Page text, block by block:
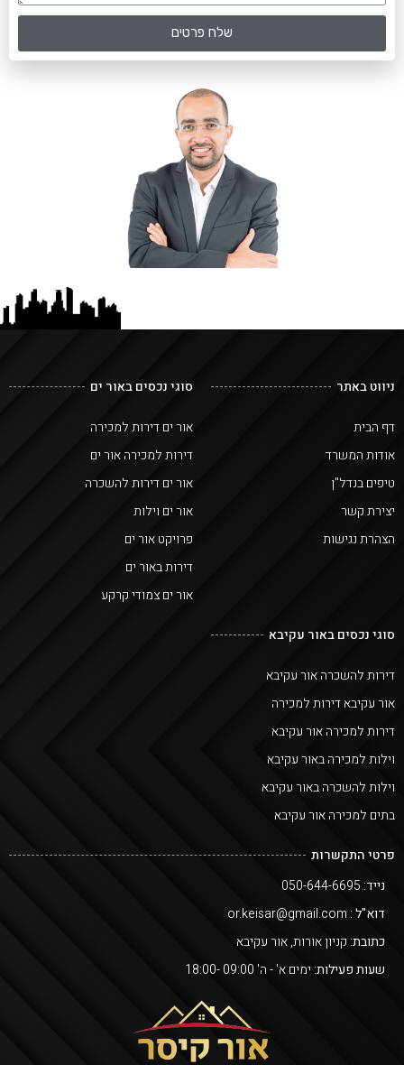
שלח פרטים
ניווט באתר
דף הבית
אודות המשרד
טיפים בנדל"ן
יצירת קשר
הצהרת נגישות
סוגי נכסים באור ים
אור ים דירות למכירה
דירות למכירה אור ים
אור ים דירות להשכרה
אור ים וילות
פרויקט אור ים
דירות באור ים
אור ים צמודי קרקע
סוגי נכסים באור עקיבא
דירות להשכרה אור עקיבא
אור עקיבא דירות למכירה
דירות למכירה אור עקיבא
וילות למכירה באור עקיבא
וילות להשכרה באור עקיבא
בתים למכירה אור עקיבא
פרטי התקשרות
נייד:
דוא"ל :
כתובת:קניון אורות, אור עקיבא
שעות פעילות:ימים א' - ה' 09:00 -18:00